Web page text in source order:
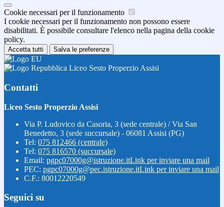
Cookie necessari per il funzionamento
I cookie necessari per il funzionamento non possono essere
disabilitati. È possibile consultare l'elenco nella pagina della cookie
policy.
Accetta tutti Salva le preferenze
Liceo Sesto Properzio Assisi
Contatti
Liceo Sesto Properzio Assisi
Via P. Ludovico da Casoria, 3 (sede centrale) / Via San
Benedetto, 3 (sede succursale) - 06081 Assisi (PG)
Tel: 075 812466 (centrale)
Tel: 075 816570 (succursale)
Email: pgpc07000g@istruzione.itLink per inviare una mail
PEC: pgpc07000g@pec.istruzione.itLink per inviare una mail
C.F.: 80012220549
Seguici su